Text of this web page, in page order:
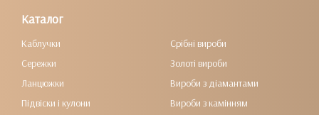
Каталог
Каблучки
Сережки
Ланцюжки
Підвіски і кулони
Срібні вироби
Золоті вироби
Вироби з діамантами
Вироби з камінням